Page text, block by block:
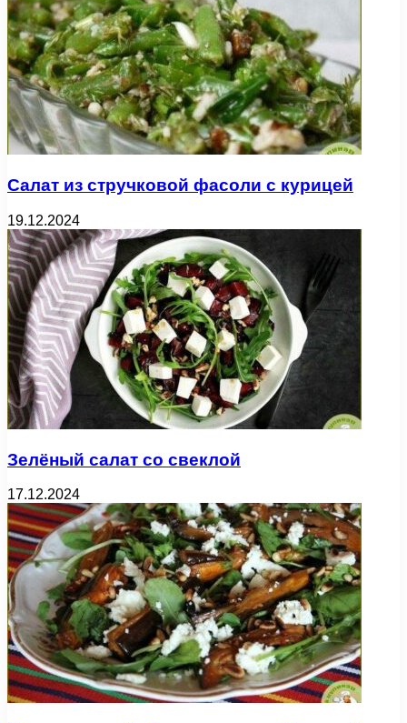
Салат из стручковой фасоли с курицей
19.12.2024
Зелёный салат со свеклой
17.12.2024